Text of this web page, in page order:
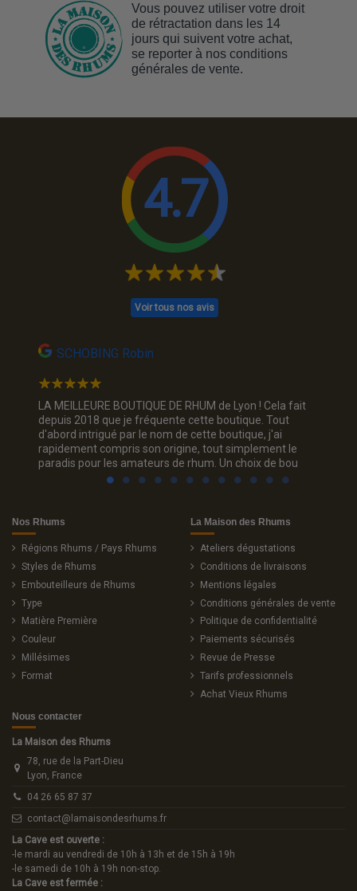
Vous pouvez utiliser votre droit
de rétractation dans les 14
jours qui suivent votre achat,
se reporter à nos conditions
générales de vente.
4.7
Voir tous nos avis
SCHOBING Robin
LA MEILLEURE BOUTIQUE DE RHUM de Lyon ! Cela fait
depuis 2018 que je fréquente cette boutique. Tout
d'abord intrigué par le nom de cette boutique, j'ai
rapidement compris son origine, tout simplement le
paradis pour les amateurs de rhum. Un choix de bou
Nos Rhums
Régions Rhums / Pays Rhums
Styles de Rhums
Embouteilleurs de Rhums
Type
Matière Première
Couleur
Millésimes
Format
La Maison des Rhums
Ateliers dégustations
Conditions de livraisons
Mentions légales
Conditions générales de vente
Politique de confidentialité
Paiements sécurisés
Revue de Presse
Tarifs professionnels
Achat Vieux Rhums
Nous contacter
La Maison des Rhums
78, rue de la Part-Dieu
Lyon, France
04 26 65 87 37
contact@lamaisondesrhums.fr
La Cave est ouverte :
-le mardi au vendredi de 10h à 13h et de 15h à 19h
-le samedi de 10h à 19h non-stop.
La Cave est fermée :